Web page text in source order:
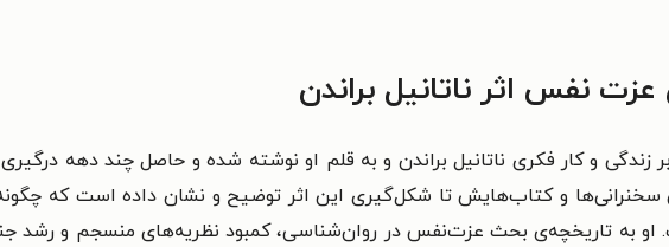
نفس اثر ناتانیل براندن
و کار فکری ناتانیل براندن و به قلم او نوشته شده و حاصل چند دهه
سخنرانی‌ها و کتاب‌هایش تا شکل‌گیری این اثر توضیح و نشان داده است که
او به تاریخچه‌ی بحث عزت‌نفس در روان‌شناسی، کمبود نظریه‌های منسجم و